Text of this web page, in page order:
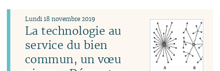
La technologie au
service du bien
commun, un vœu
Lundi 18 novembre 2019